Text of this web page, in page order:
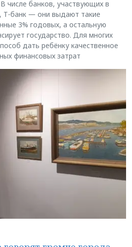
числе банков, участвующих в
Т-банк — они выдают такие
3% годовых, а остальную
государство. Для многих
дать ребёнку качественное
финансовых затрат